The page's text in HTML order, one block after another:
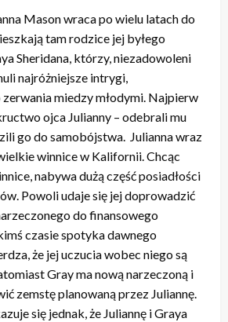
Mason wraca po wielu latach do
tam rodzice jej byłego
Sheridana, którzy, niezadowoleni
najróżniejsze intrygi,
miedzy młodymi. Najpierw
ojca Julianny – odebrali mu
go do samobójstwa. Julianna wraz
winnice w Kalifornii. Chcąc
nabywa dużą część posiadłości
Powoli udaje się jej doprowadzić
do finansowego
czasie spotyka dawnego
że jej uczucia wobec niego są
Gray ma nową narzeczoną i
zemstę planowaną przez Juliannę.
się jednak, że Juliannę i Graya